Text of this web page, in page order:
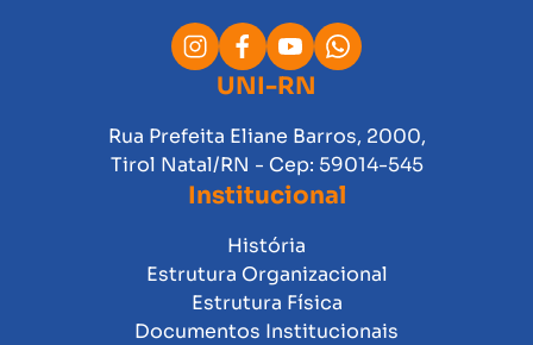
UNI-RN
Rua Prefeita Eliane Barros, 2000,
Tirol Natal/RN - Cep: 59014-545
Institucional
História
Estrutura Organizacional
Estrutura Física
Documentos Institucionais